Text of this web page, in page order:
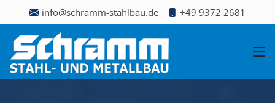
info@schramm-stahlbau.de +49 9372 2681